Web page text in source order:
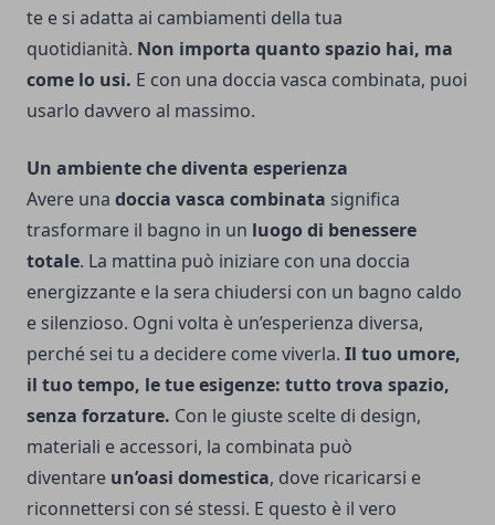
te e si adatta ai cambiamenti della tua
quotidianità. Non importa quanto spazio hai, ma
come lo usi. E con una doccia vasca combinata, puoi
usarlo davvero al massimo.
Un ambiente che diventa esperienza
Avere una doccia vasca combinata significa
trasformare il bagno in un luogo di benessere
totale. La mattina può iniziare con una doccia
energizzante e la sera chiudersi con un bagno caldo
e silenzioso. Ogni volta è un’esperienza diversa,
perché sei tu a decidere come viverla. Il tuo umore,
il tuo tempo, le tue esigenze: tutto trova spazio,
senza forzature. Con le giuste scelte di design,
materiali e accessori, la combinata può
diventare un’oasi domestica, dove ricaricarsi e
riconnettersi con sé stessi. E questo è il vero